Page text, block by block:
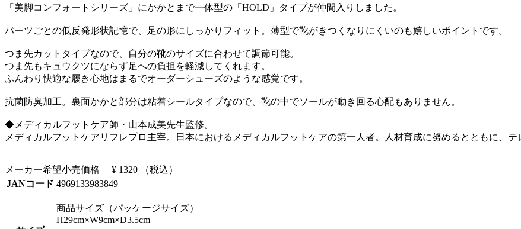
「美脚コンフォートシリーズ」にかかとまで一体型の「HOLD」タイプが仲間入りしました。
パーツごとの低反発形状記憶で、足の形にしっかりフィット。薄型で靴がきつくなりにくいのも嬉しいポイントです。
つま先カットタイプなので、自分の靴のサイズに合わせて調節可能。
つま先もキュウクツにならず足への負担を軽減してくれます。
ふんわり快適な履き心地はまるでオーダーシューズのような感覚です。
抗菌防臭加工。裏面かかと部分は粘着シールタイプなので、靴の中でソールが動き回る心配もありません。
◆メディカルフットケア師・山本成美先生監修。
メディカルフットケアリフレプロ主宰。日本におけるメディカルフットケアの第一人者。人材育成に努めるとともに、テ
メーカー希望小売価格 ¥ 1320 （税込）
JANコード 4969133983849
商品サイズ（パッケージサイズ）
H29cm×W9cm×D3.5cm